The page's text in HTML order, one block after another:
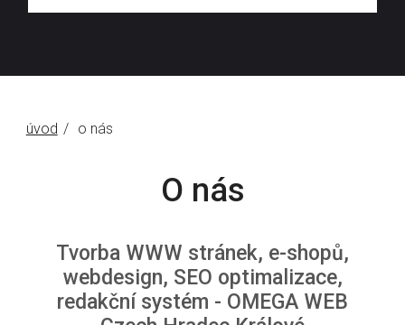
úvod o nás
O nás
Tvorba WWW stránek, e-shopů,
webdesign, SEO optimalizace,
redakční systém - OMEGA WEB